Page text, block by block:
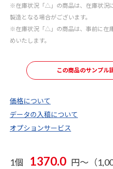
※在庫状況「△」の商品は、在庫状況
製造となる場合がございます。
※在庫状況「△」の商品は、事前に在
めいたします。
この商品のサンプル
価格について
データの入稿について
オプションサービス
1個 1370.0 円～（